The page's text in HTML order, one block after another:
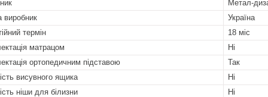
Метал-
виробник
Україна
термін
18 міс
матрацом
Ні
ортопедичним підставою
Так
висувного ящика
Ні
ніши для білизни
Ні